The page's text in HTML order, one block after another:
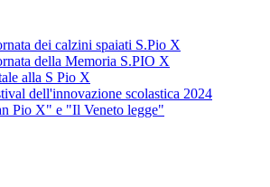
dei calzini spaiati S.Pio X
della Memoria S.PIO X
alla S Pio X
dell'innovazione scolastica 2024
Pio X" e "Il Veneto legge"